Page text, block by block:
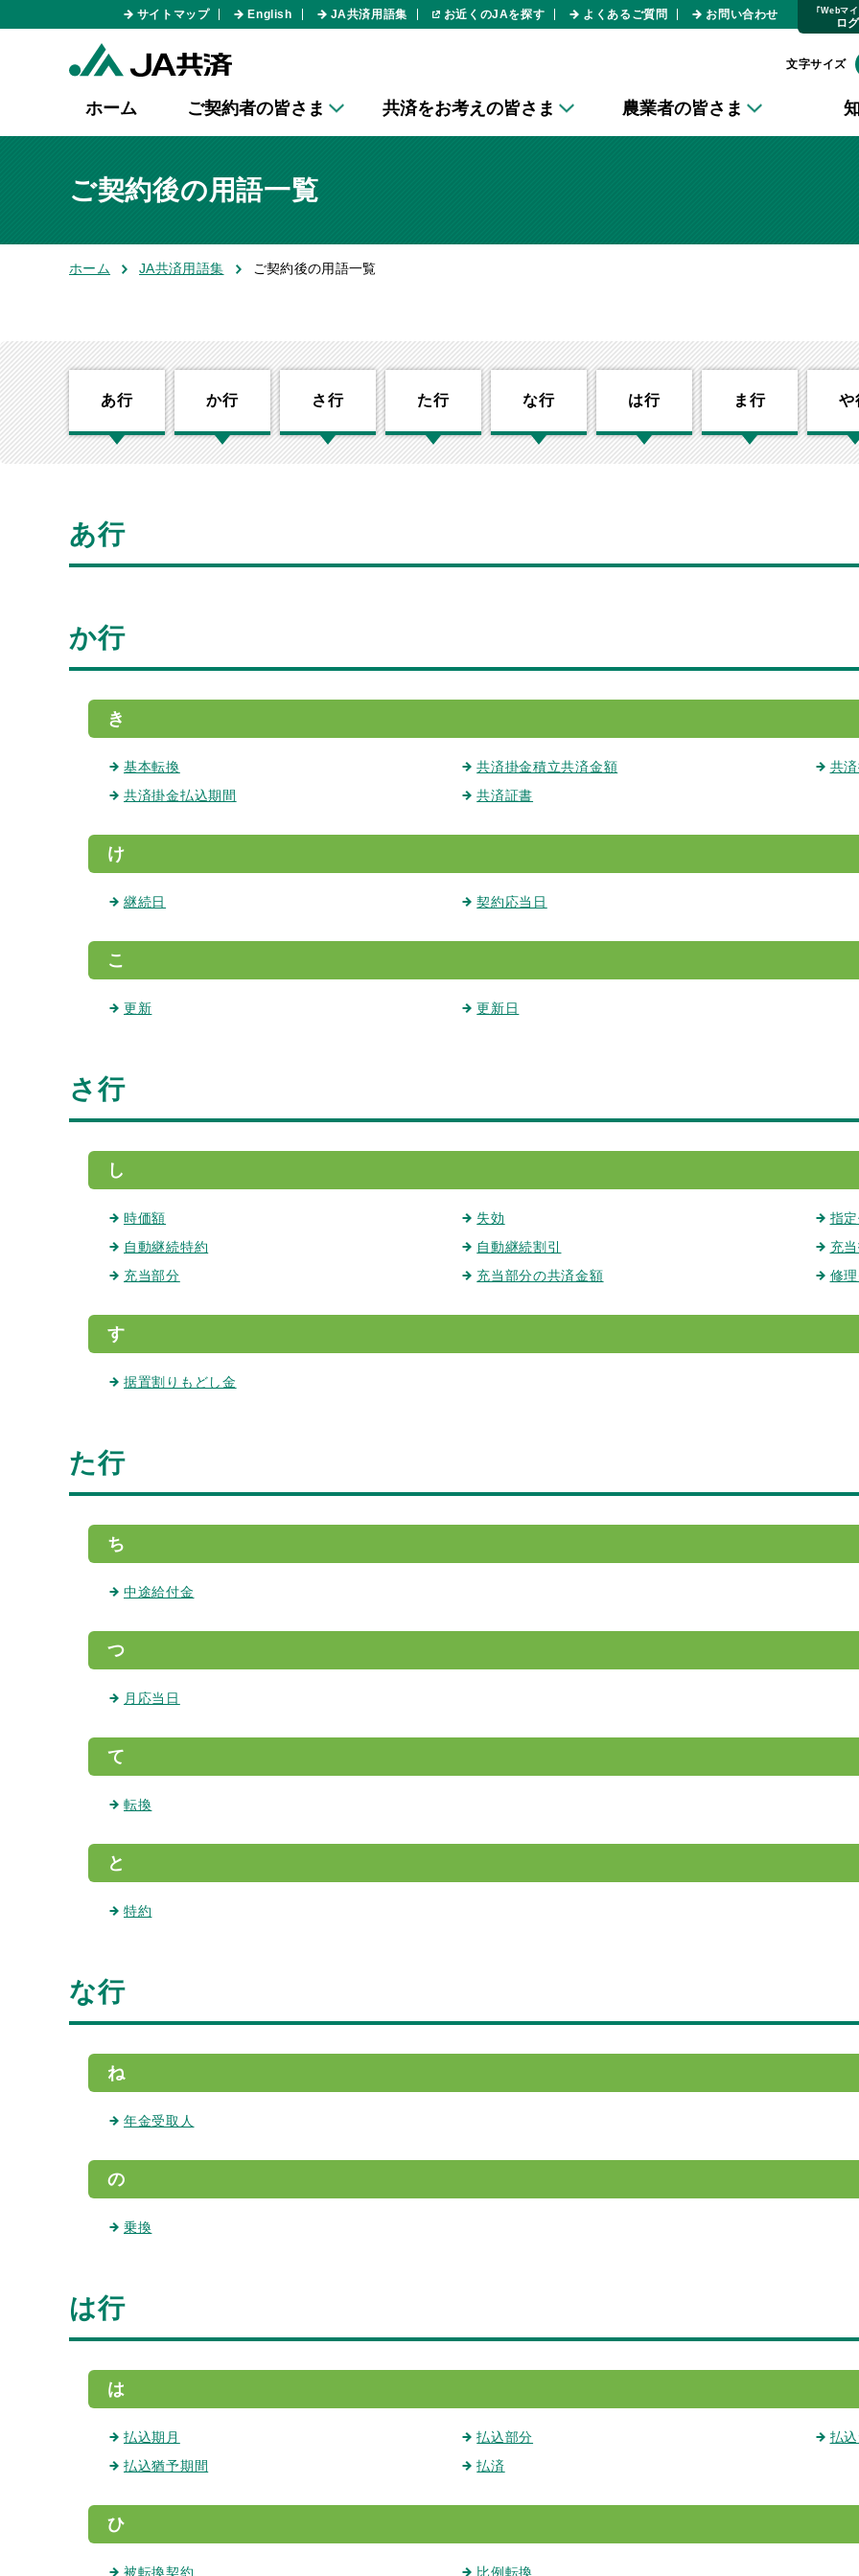
サイトマップ English JA共済用語集 お近くのJAを探す よくあるご質問 お問い合わせ ｢Webマ
ロ
文字サイズ
ホーム ご契約者の皆さま 共済をお考えの皆さま 農業者の皆さま
ご契約後の用語一覧
ホーム JA共済用語集 ご契約後の用語一覧
あ行 か行 さ行 た行 な行 は行 ま行 や
あ行
か行
き
基本転換 共済掛金積立共済金額
共
共済掛金払込期間
共済証書
け
継続日 契約応当日
こ
更新 更新日
さ行
し
時価額 失効
指
自動継続特約
自動継続割引
充
充当部分
充当部分の共済金額 修
す
据置割りもどし金
た行
ち
中途給付金
つ
月応当日
て
転換
と
特約
な行
ね
年金受取人
の
乗換
は行
は
払込期月 払込部分
払
払込猶予期間
払済
ひ
被転換契約 比例転換